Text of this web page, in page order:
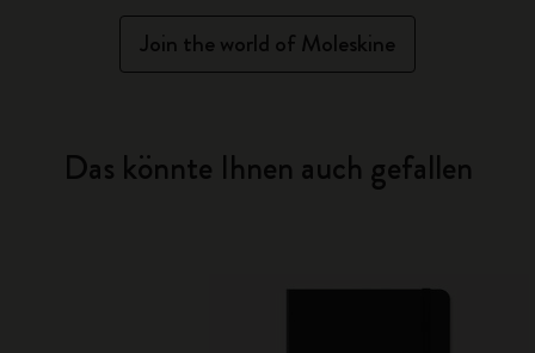
Join the world of Moleskine
Das könnte Ihnen auch gefallen